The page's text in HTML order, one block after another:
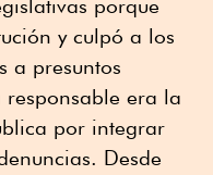
porque
y culpó a los
a presuntos
era la
por integrar
Desde